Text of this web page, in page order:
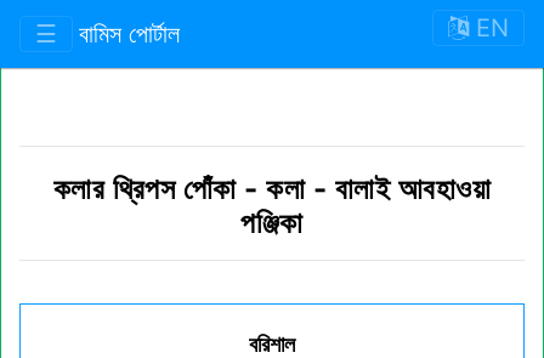
☰ বামিস পোর্টাল EN
কলার থ্রিপস পোঁকা -কলা - বালাই আবহাওয়া
পঞ্জিকা
বরিশাল